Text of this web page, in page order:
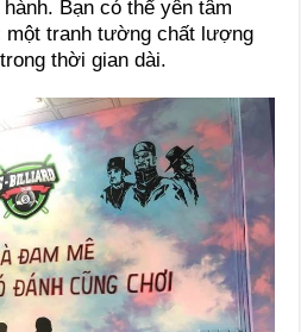
Bạn có thể yên tâm
một tranh tường chất lượng
thời gian dài.